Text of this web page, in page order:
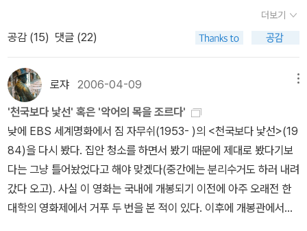
고향 트루버도어 클럽-이야기꾼의 밤 노래-노래만 불렀다, 돈은 못
벌었다-결혼은 이들처럼-소리에 대한 편력, 칼리오페 에피소드-뮤지
하게 읽을 수 있어서 좋았다. 이 책을 쓰신 저자에게 저절로 감사의 마
음을 갖게 되었다. 톰 웨이츠의 진짜 아버지, 잭 케루악 무엇이 톰 웨
이츠를 길 위에 서게 하는 것일까. 젊은 시절의 '방랑'과 끊임없이 변
주되며 톰 웨이츠의 음악을 관통하는 '길'의 이미지는 어디에서 온 것
일까. 어쩌면 이 사람 이야기라면 자다가도 벌떡 일어나 기도를 올릴
정도로 전설처럼 떠받드는 잭 케루악의 영향은 아니었을까. (중략)<
길 위에서>의 책장에 '역마'라는 마법약이라도 묻혀 놓을 것일까. 잭
케루악은 이 소설 하나로 당시 미국의 젊은이들을 모두 길 밖으로 내
을 가장 많이 받은 책은 요렇게 다섯 권이랍니다.자~ 독자들의 마음
을 산 책,판매량 순위로불러 모아 봤어요.(위에 있는 책은 패쓰~)'마
음 산책' 책이 엄청 많네요~
더보기
공감 (15) 댓글 (22)
로쟈 2006-04-09
'천국보다 낯선' 혹은 '악어의 목을 조르다'
낮에 EBS 세계명화에서 짐 자무쉬(1953- )의 <천국보다 낯선>(19
84)을 다시 봤다. 집안 청소를 하면서 봤기 때문에 제대로 봤다기보
다는 그냥 틀어놨었다고 해야 맞겠다(중간에는 분리수거도 하러 내려
갔다 오고). 사실 이 영화는 국내에 개봉되기 이전에 아주 오래전 한
대학의 영화제에서 거푸 두 번을 본 적이 있다. 이후에 개봉관에서도